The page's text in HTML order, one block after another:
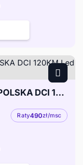
Ford Focus Mk3 1.5 SALON POLSKA DCI 120KM Led Kredyt
Raty490zł/msc